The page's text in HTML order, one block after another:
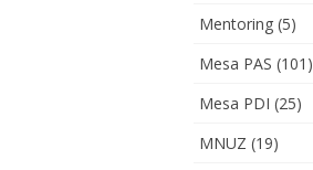
Mentoring(5)
Mesa PAS (101)
Mesa PDI (25)
MNUZ (19)